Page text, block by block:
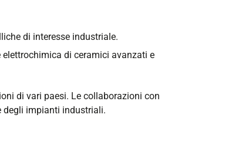
di interesse industriale.
di ceramici avanzati e
di vari paesi. Le collaborazioni con
degli impianti industriali.